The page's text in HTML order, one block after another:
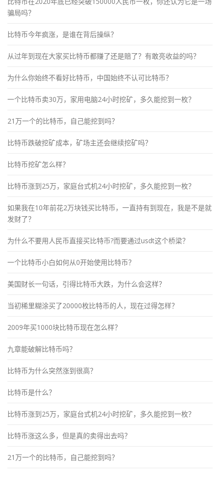
骗局吗？
比特币今年疯涨，是谁在背后操纵？
从过年到现在大家买比特币都赚了还是赔了？有敢亮收益的吗？
为什么你始终不看好比特币，中国始终不认可比特币？
一个比特币卖30万，家用电脑24小时挖矿，多久能挖到一枚？
21万一个的比特币，自己能挖到吗？
比特币跌破挖矿成本，矿场主还会继续挖矿吗？
比特币挖矿怎么样？
比特币涨到25万，家庭台式机24小时挖矿，多久能挖到一枚？
如果我在10年前花2万块钱买比特币，一直持有到现在，我是不是就
发财了？
为什么不要用人民币直接买比特币?而要通过usdt这个桥梁？
一个比特币小白如何从0开始使用比特币？
美国财长一句话，引得比特币大跌，为什么会这样？
当初稀里糊涂买了20000枚比特币的人，现在过得怎样？
2009年买1000块比特币现在怎么样？
九章能破解比特币吗？
比特币为什么突然涨到很高？
比特币是什么？
比特币涨到25万，家庭台式机24小时挖矿，多久能挖到一枚？
比特币涨这么多，但是真的卖得出去吗？
21万一个的比特币，自己能挖到吗？